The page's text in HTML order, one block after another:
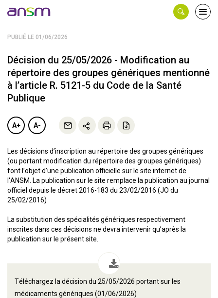
PUBLIÉ LE 01/06/2026
Décision du 25/05/2026 - Modification au
répertoire des groupes génériques mentionné
à l’article R. 5121-5 du Code de la Santé
Publique
A+ A-
Les décisions d’inscription au répertoire des groupes génériques
(ou portant modification du répertoire des groupes génériques)
font l’objet d’une publication officielle sur le site internet de
l'ANSM. La publication sur le site remplace la publication au journal
officiel depuis le décret 2016-183 du 23/02/2016 (JO du
25/02/2016)
La substitution des spécialités génériques respectivement
inscrites dans ces décisions ne devra intervenir qu’après la
publication sur le présent site.
Téléchargez la décision du 25/05/2026 portant sur les
médicaments génériques (01/06/2026)